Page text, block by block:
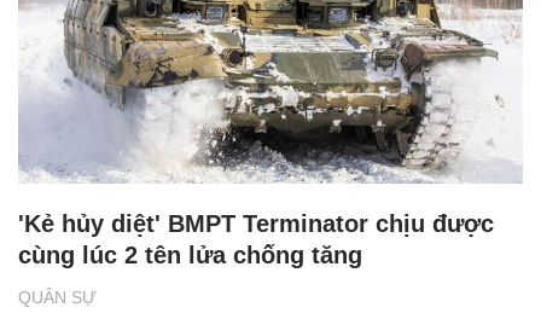
QUÂN SỰ
'Kẻ hủy diệt' BMPT Terminator chịu được
cùng lúc 2 tên lửa chống tăng